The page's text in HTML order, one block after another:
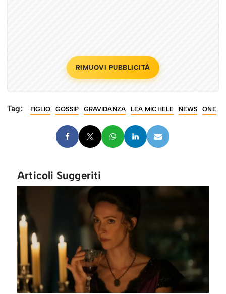
RIMUOVI PUBBLICITÀ
Tag: FIGLIO GOSSIP GRAVIDANZA LEA MICHELE NEWS ONE
Articoli Suggeriti